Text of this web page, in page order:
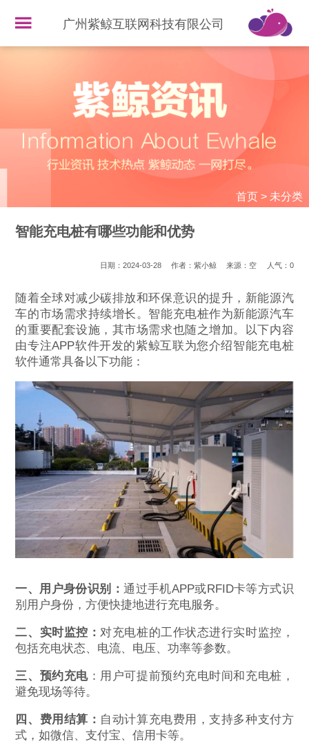
广州紫鲸互联网科技有限公司
首页> 未分类
智能充电桩有哪些功能和优势
日期：2024-03-28 作者：紫小鲸 来源：空 人气： 0
随着全球对减少碳排放和环保意识的提升，新能源汽
车的市场需求持续增长。智能充电桩作为新能源汽车
的重要配套设施，其市场需求也随之增加。以下内容
由专注APP软件开发的紫鲸互联为您介绍智能充电桩
软件通常具备以下功能：
一、用户身份识别：通过手机APP或RFID卡等方式识
别用户身份，方便快捷地进行充电服务。
二、实时监控：对充电桩的工作状态进行实时监控，
包括充电状态、电流、电压、功率等参数。
三、预约充电：用户可提前预约充电时间和充电桩，
避免现场等待。
四、费用结算： 自动计算充电费用，支持多种支付方
式，如微信、支付宝、信用卡等。